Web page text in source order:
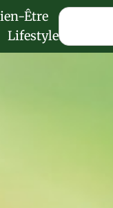
Être
Lifestyle